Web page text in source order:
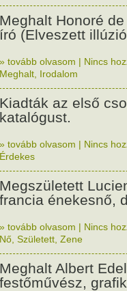
Meghalt Honoré
író (Elveszett
» tovább olvasom | Nincs
Meghalt Irodalom
Kiadták az első
katalógust.
» tovább olvasom | Nincs
Érdekes
Megszületett
francia énekesnő,
» tovább olvasom | Nincs
Nő Született Zene
Meghalt Albert
festőművész,